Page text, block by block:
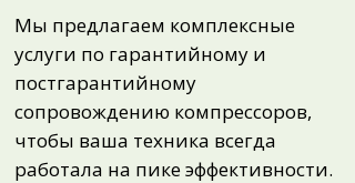
Мы предлагаем комплексные
услуги по гарантийному и
постгарантийному
сопровождению компрессоров,
чтобы ваша техника всегда
работала на пике эффективности.